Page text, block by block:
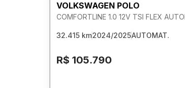
VOLKSWAGEN POLO
COMFORTLINE 1.0 12V TSI FLEX
32.415 km2024/2025AUTOMAT.
R$ 105.790